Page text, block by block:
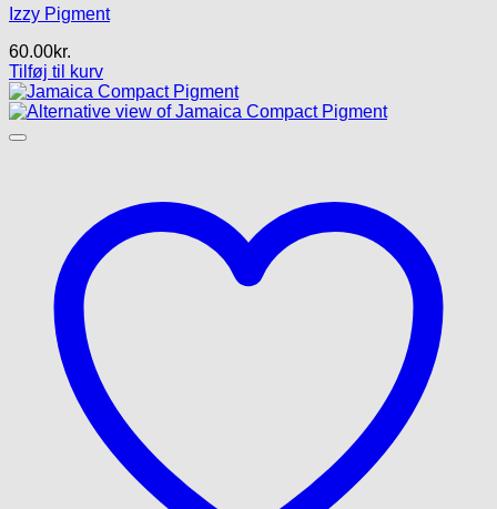
Izzy Pigment
60.00kr.
Tilføj til kurv